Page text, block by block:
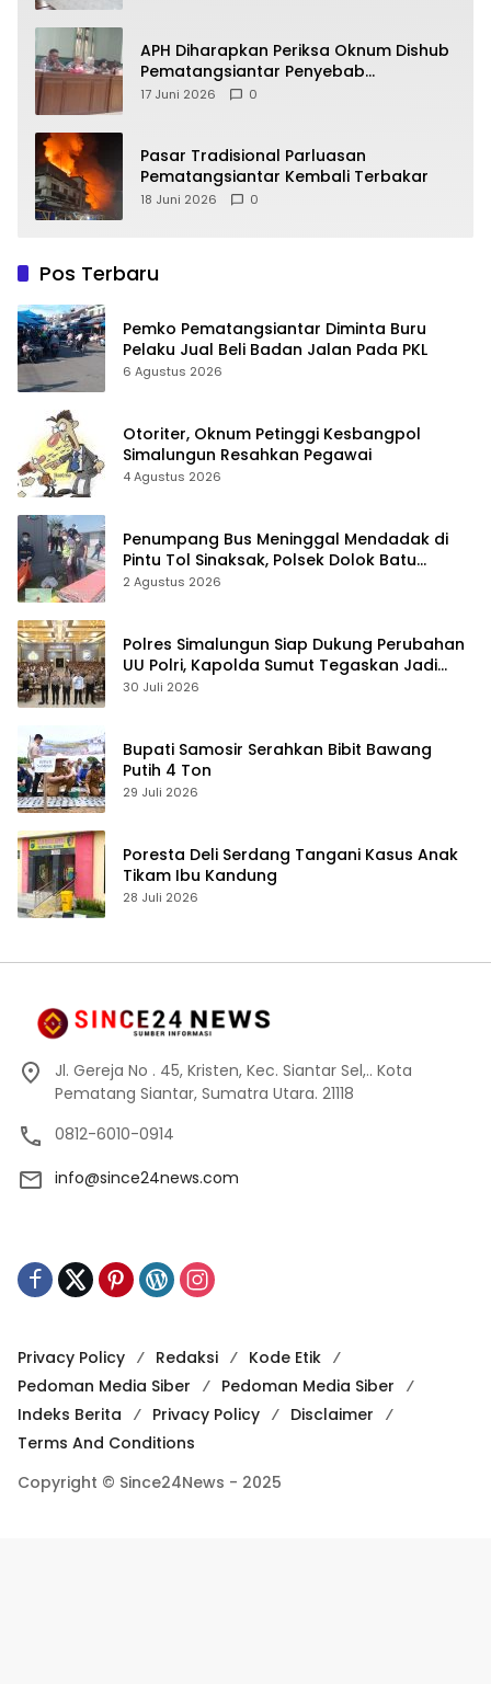
APH Diharapkan Periksa Oknum Dishub
Pematangsiantar Penyebab
Kebocoran PAD Retribusi Parkir
17 Juni 2026 0
Pasar Tradisional Parluasan
Pematangsiantar Kembali Terbakar
18 Juni 2026 0
Pos Terbaru
Pemko Pematangsiantar Diminta Buru
Pelaku Jual Beli Badan Jalan Pada PKL
6 Agustus 2026
Otoriter, Oknum Petinggi Kesbangpol
Simalungun Resahkan Pegawai
4 Agustus 2026
Penumpang Bus Meninggal Mendadak di
Pintu Tol Sinaksak, Polsek Dolok Batu
Nanggar Gerak Cepat Olah TKP
2 Agustus 2026
Polres Simalungun Siap Dukung Perubahan
UU Polri, Kapolda Sumut Tegaskan Jadi
Fondasi Penguatan Profesionalisme dan
30 Juli 2026
Bupati Samosir Serahkan Bibit Bawang
Putih 4 Ton
29 Juli 2026
Poresta Deli Serdang Tangani Kasus Anak
Tikam Ibu Kandung
28 Juli 2026
Jl. Gereja No . 45, Kristen, Kec. Siantar Sel,.. Kota
Pematang Siantar, Sumatra Utara. 21118
0812-6010-0914
info@since24news.com
Privacy Policy Redaksi
Kode Etik
Pedoman Media Siber
Pedoman Media Siber
Indeks Berita
Privacy Policy
Disclaimer
Terms And Conditions
Copyright © Since24News - 2025